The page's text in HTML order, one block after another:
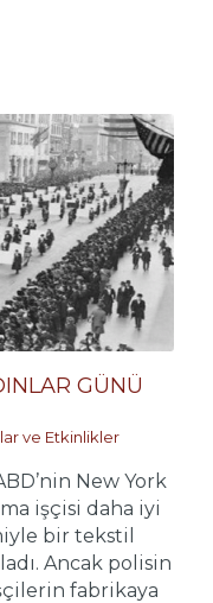
GÜNÜ
ve Etkinlikler
New York
işçisi daha iyi
bir tekstil
Ancak polisin
fabrikaya